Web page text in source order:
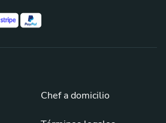
Chef a domicilio